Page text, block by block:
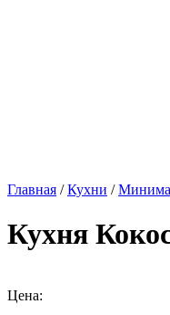
Главная /Кухни /
Кухня
Цена: